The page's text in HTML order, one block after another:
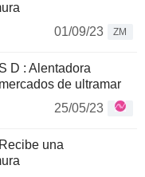
01/09/23
ZM
D : Alentadora
de ultramar
25/05/23
una